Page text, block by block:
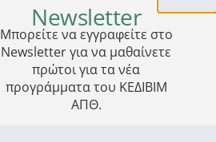
Newsletter
Μπορείτε να εγγραφείτε στο
Newsletter για να μαθαίνετε
πρώτοι για τα νέα
προγράμματα του ΚΕΔΙΒΙΜ
ΑΠΘ.